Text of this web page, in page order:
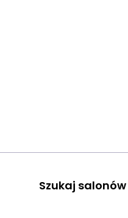
Szukaj salonów